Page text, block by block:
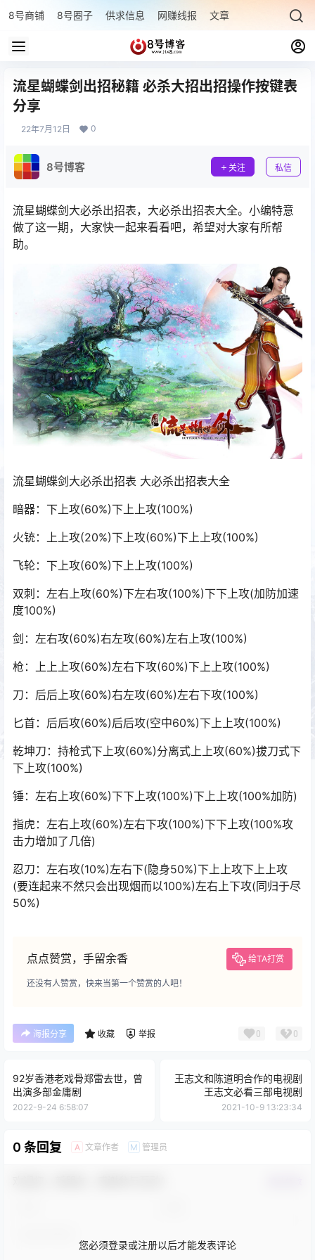
8号商铺 8号圈子 供求信息 网赚线报 文章专题 最新文章
流星蝴蝶剑出招秘籍 必杀大招出招操作按键表
分享
22年7月12日 0
8号博客 关注 私信
流星蝴蝶剑大必杀出招表，大必杀出招表大全。小编特意
做了这一期，大家快一起来看看吧，希望对大家有所帮
助。
流星蝴蝶剑大必杀出招表 大必杀出招表大全
暗器：下上攻(60%)下上上攻(100%)
火铳：上上攻(20%)下上攻(60%)下上上攻(100%)
飞轮：下上攻(60%)下上上攻(100%)
双刺：左右上攻(60%)下左右攻(100%)下下上攻(加防加速
度100%)
剑：左右攻(60%)右左攻(60%)左右上攻(100%)
枪：上上上攻(60%)左右下攻(60%)下上上攻(100%)
刀：后后上攻(60%)右左攻(60%)左右下攻(100%)
匕首：后后攻(60%)后后攻(空中60%)下上上攻(100%)
乾坤刀：持枪式下上攻(60%)分离式上上攻(60%)拔刀式下
下上攻(100%)
锤：左右上攻(60%)下下上攻(100%)下上上攻(100%加防)
指虎：左右上攻(60%)左右下攻(100%)下下上攻(100%攻
击力增加了几倍)
忍刀：左右攻(10%)左右下(隐身50%)下上上攻下上上攻
(要连起来不然只会出现烟而以100%)左右上下攻(同归于尽
50%)
点点赞赏，手留余香 给TA打赏
还没有人赞赏，快来当第一个赞赏的人吧！
海报分享 收藏 举报 0 0
92岁香港老戏骨郑雷去世，曾
出演多部金庸剧
2022-9-24 6:58:07
王志文和陈道明合作的电视剧
王志文必看三部电视剧
2021-10-9 13:23:34
0 条回复 A 文章作者 M 管理员
您必须登录或注册以后才能发表评论